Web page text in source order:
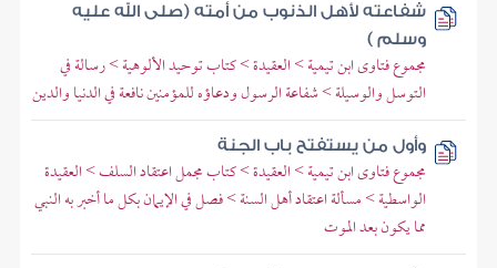
شفاعته لأهل الذنوب من أمته (صلى الله عليه
وسلم )
مجموع فتاوى ابن تيمية > العقيدة > كتاب توحيد الألوهية > رسالة في
التوسل والوسيلة > شفاعة الرسول ودعاؤه للمؤمنين نافعة في الدنيا والدين
وأول من يستفتح باب الجنة
مجموع فتاوى ابن تيمية > العقيدة > كتاب مجمل اعتقاد السلف > العقيدة
الواسطية > مسألة اعتقاد أهل السنة > فصل في الإيمان بكل ما أخبر به النبي
مما يكون بعد الموت